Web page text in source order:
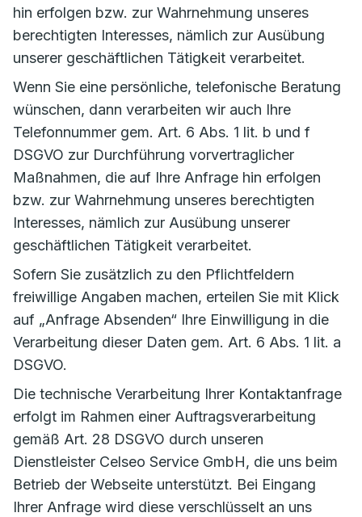
hin erfolgen bzw. zur Wahrnehmung unseres
berechtigten Interesses, nämlich zur Ausübung
unserer geschäftlichen Tätigkeit verarbeitet.
Wenn Sie eine persönliche, telefonische Beratung
wünschen, dann verarbeiten wir auch Ihre
Telefonnummer gem. Art. 6 Abs. 1 lit. b und f
DSGVO zur Durchführung vorvertraglicher
Maßnahmen, die auf Ihre Anfrage hin erfolgen
bzw. zur Wahrnehmung unseres berechtigten
Interesses, nämlich zur Ausübung unserer
geschäftlichen Tätigkeit verarbeitet.
Sofern Sie zusätzlich zu den Pflichtfeldern
freiwillige Angaben machen, erteilen Sie mit Klick
auf „Anfrage Absenden“ Ihre Einwilligung in die
Verarbeitung dieser Daten gem. Art. 6 Abs. 1 lit. a
DSGVO.
Die technische Verarbeitung Ihrer Kontaktanfrage
erfolgt im Rahmen einer Auftragsverarbeitung
gemäß Art. 28 DSGVO durch unseren
Dienstleister Celseo Service GmbH, die uns beim
Betrieb der Webseite unterstützt. Bei Eingang
Ihrer Anfrage wird diese verschlüsselt an uns